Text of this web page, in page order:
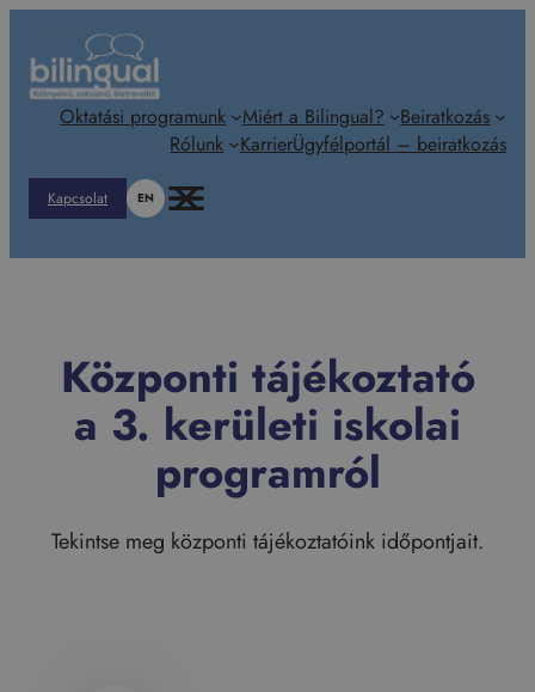
tartalomhoz
Oktatási programunk Miért a Bilingual?
Beiratkozás
Rólunk
KarrierÜgyfélportál – beiratkozás
Kapcsolat EN
Központi tájékoztató
a 3. kerületi iskolai
programról
Tekintse meg központi tájékoztatóink időpontjait.